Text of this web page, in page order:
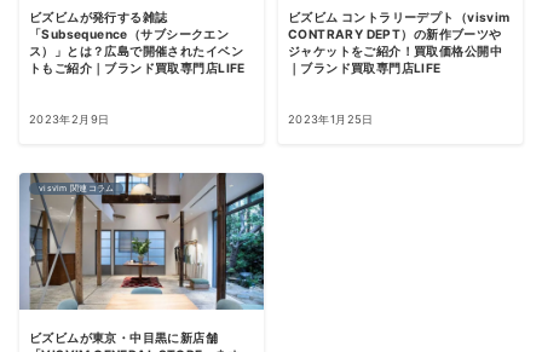
ビズビムが発行する雑誌
「Subsequence（サブシークエン
ス）」とは？広島で開催されたイベン
トもご紹介｜ブランド買取専門店LIFE
2023年2月9日
ビズビム コントラリーデプト（visvim
CONTRARY DEPT）の新作ブーツや
ジャケットをご紹介！買取価格公開中
｜ブランド買取専門店LIFE
2023年1月25日
visvim 関連コラム
ビズビムが東京・中目黒に新店舗